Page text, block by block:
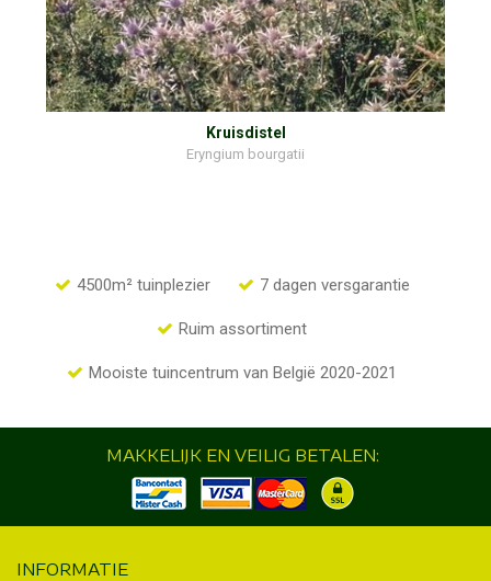
Kruisdistel
Eryngium bourgatii
4500m² tuinplezier 7 dagen versgarantie
Ruim assortiment
Mooiste tuincentrum van België 2020-2021
MAKKELIJK EN VEILIG BETALEN:
INFORMATIE